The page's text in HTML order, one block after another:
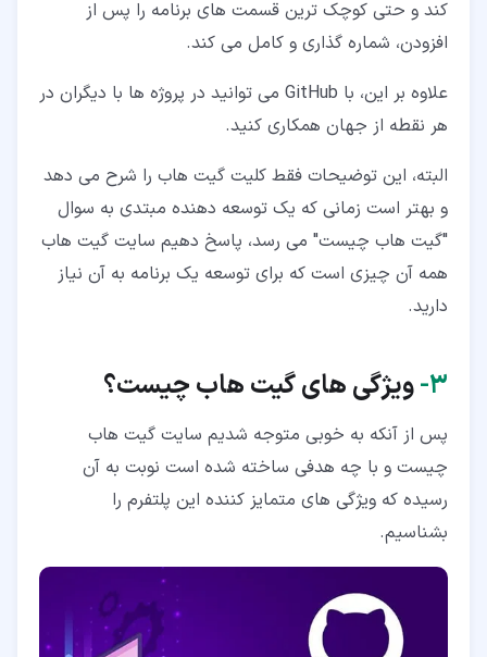
کند و حتی کوچک ترین قسمت های برنامه را پس از
افزودن، شماره گذاری و کامل می کند.
علاوه بر این، با GitHub می توانید در پروژه ها با دیگران در
هر نقطه از جهان همکاری کنید.
البته، این توضیحات فقط کلیت گیت هاب را شرح می دهد
و بهتر است زمانی که یک توسعه دهنده مبتدی به سوال
"گیت هاب چیست" می رسد، پاسخ دهیم سایت گیت هاب
همه آن چیزی است که برای توسعه یک برنامه به آن نیاز
دارید.
۳‏- ویژگی های گیت هاب چیست؟
پس از آنکه به خوبی متوجه شدیم سایت گیت هاب
چیست و با چه هدفی ساخته شده است نوبت به آن
رسیده که ویژگی های متمایز کننده این پلتفرم را
بشناسیم.